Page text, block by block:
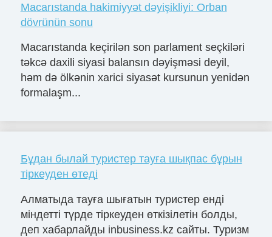
Macarıstanda hakimiyyət dəyişikliyi: Orban
dövrünün sonu
Macarıstanda keçirilən son parlament seçkiləri
təkcə daxili siyasi balansın dəyişməsi deyil,
həm də ölkənin xarici siyasət kursunun yenidən
formalaşm...
Бұдан былай туристер тауға шықпас бұрын
тіркеуден өтеді
Алматыда тауға шығатын туристер енді
міндетті түрде тіркеуден өткізілетін болды,
деп хабарлайды inbusiness.kz сайты. Туризм